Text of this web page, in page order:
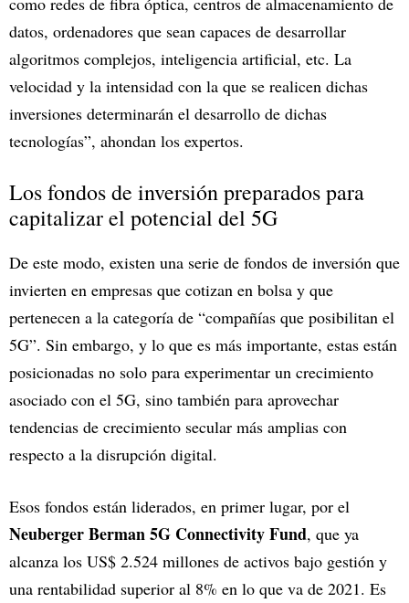
datos, ordenadores que sean capaces de desarrollar
algoritmos complejos, inteligencia artificial, etc. La
velocidad y la intensidad con la que se realicen dichas
inversiones determinarán el desarrollo de dichas
tecnologías”, ahondan los expertos.
Los fondos de inversión preparados para
capitalizar el potencial del 5G
De este modo, existen una serie de fondos de inversión que
invierten en empresas que cotizan en bolsa y que
pertenecen a la categoría de “compañías que posibilitan el
5G”. Sin embargo, y lo que es más importante, estas están
posicionadas no solo para experimentar un crecimiento
asociado con el 5G, sino también para aprovechar
tendencias de crecimiento secular más amplias con
respecto a la disrupción digital.
Esos fondos están liderados, en primer lugar, por el
Neuberger Berman 5G Connectivity Fund, que ya
alcanza los US$ 2.524 millones de activos bajo gestión y
una rentabilidad superior al 8% en lo que va de 2021. Es